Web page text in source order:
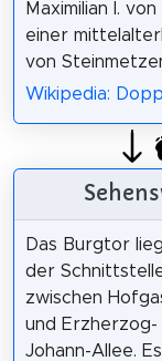
Maximilian I.
einer
von
Wikipedia:
Das Burgtor
der
zwischen
und Erzherzog-
Johann-Allee. Es